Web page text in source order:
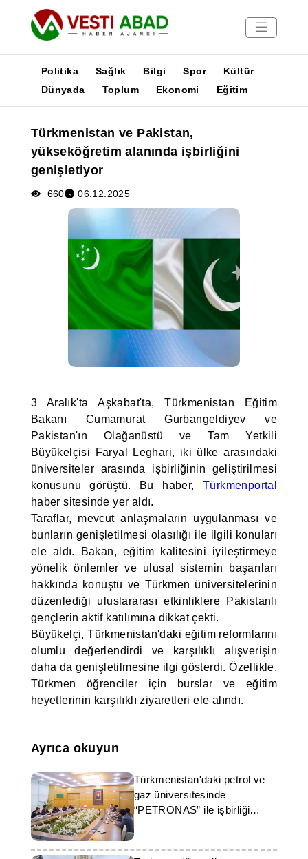
Yayınlar
Medya
Poster
Politika Sağlık Bilgi Spor
Kültür
Dünyada
Toplum Ekonomi Eğitim
Türkmenistan ve Pakistan,
yükseköğretim alanında işbirliğini
genişletiyor
660 06.12.2025
3 Aralık'ta Aşkabat'ta, Türkmenistan Eğitim
Bakanı Cumamurat Gurbangeldiyev ve
Pakistan'ın Olağanüstü ve Tam Yetkili
Büyükelçisi Faryal Leghari, iki ülke arasındaki
üniversiteler arasında işbirliğinin geliştirilmesi
konusunu görüştü. Bu haber, Türkmenportal
haber sitesinde yer aldı.
Taraflar, mevcut anlaşmaların uygulanması ve
bunların genişletilmesi olasılığı ile ilgili konuları
ele aldı. Bakan, eğitim kalitesini iyileştirmeye
yönelik önlemler ve ulusal sistemin başarıları
hakkında konuştu ve Türkmen üniversitelerinin
düzenlediği uluslararası etkinliklere Pakistanlı
gençlerin aktif katılımına dikkat çekti.
Büyükelçi, Türkmenistan'daki eğitim reformlarını
olumlu değerlendirdi ve karşılıklı alışverişin
daha da genişletilmesine ilgi gösterdi. Özellikle,
Türkmen öğrenciler için burslar ve eğitim
heyetlerinin karşılıklı ziyaretleri ele alındı.
Ayrıca okuyun
Türkmenistan'daki petrol ve
gaz üniversitesinde
“PETRONAS” ile işbirliği
konuları ele alındı